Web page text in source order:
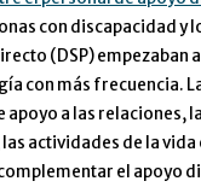
con discapacidad y
(DSP) empezaban
con más frecuencia.
apoyo a las relaciones,
actividades de la vida
el apoyo